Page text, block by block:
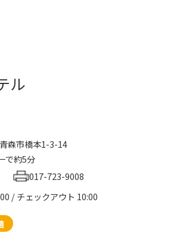
ル
森市橋本1-3-14
で約5分
017-723-9008
/ チェックアウト 10:00